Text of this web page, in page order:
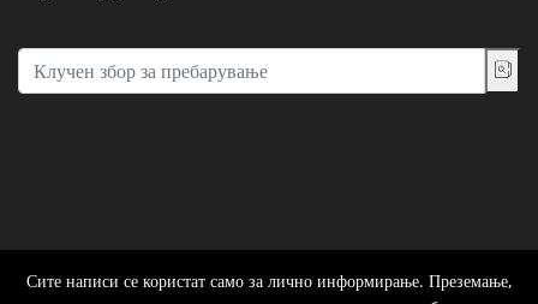
Сите написи се користат само за лично информирање. Преземање,